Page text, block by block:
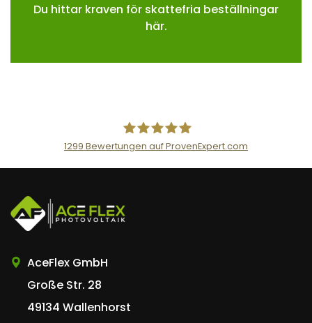
Du hittar kraven för skattefria beställningar
här.
AceFlex GmbH
1299 Bewertungen auf ProvenExpert.com
AceFlex GmbH
Große Str. 28
49134 Wallenhorst